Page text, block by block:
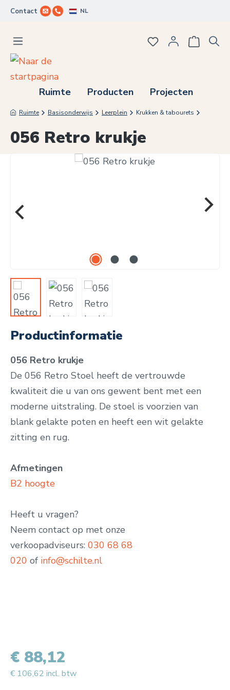
Ga naar de hoofdinhoud
Contact NL
Ruimte Producten Projecten
Je hebt 0 items
Ruimte Basisonderwijs Leerplein Krukken & tabourets
056 Retro krukje
Afbeeldingengalerij overslaan
Productinformatie
056 Retro krukje
De 056 Retro Stoel heeft de vertrouwde
kwaliteit die u van ons gewent bent met een
moderne uitstraling. De stoel is voorzien van
blank gelakte poten en heeft een wit gelakte
zitting en rug.
Afmetingen
B2 hoogte
Heeft u vragen?
Neem contact op met onze
verkoopadviseurs: 030 68 68
020 of info@schilte.nl
€ 88,12
€ 106,62 incl. btw